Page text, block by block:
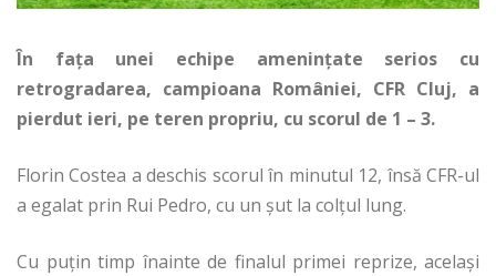
În fața unei echipe amenințate serios cu
retrogradarea, campioana României, CFR Cluj, a
pierdut ieri, pe teren propriu, cu scorul de 1 – 3.
Florin Costea a deschis scorul în minutul 12, însă CFR-ul
a egalat prin Rui Pedro, cu un șut la colțul lung.
Cu puțin timp înainte de finalul primei reprize, același